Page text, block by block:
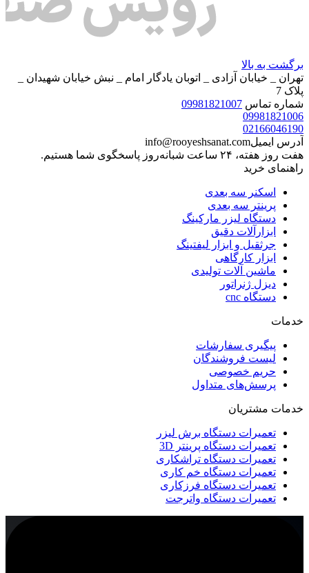
برگشت به بالا
تهران _ خیابان آزادی _ اتوبان یادگار امام _ نبش خیابان شهیدان _
پلاک 7
شماره تماس 09981821007
09981821006
02166046190
آدرس ایمیلinfo@rooyeshsanat.com
هفت روز هفته، ۲۴ ساعت شبانه‌روز پاسخگوی شما هستیم.
راهنمای خرید
اسکنر سه بعدی
پرینتر سه بعدی
دستگاه لیزر مارکینگ
ابزارآلات دقیق
جرثقیل و ابزار لیفتینگ
ابزار کارگاهی
ماشین آلات تولیدی
دیزل ژنراتور
دستگاه cnc
خدمات
پیگیری سفارشات
لیست فروشندگان
حریم خصوصی
پرسش‌های متداول
خدمات مشتریان
تعمیرات دستگاه برش لیزر
تعمیرات دستگاه پرینتر 3D
تعمیرات دستگاه تراشکاری
تعمیرات دستگاه خم کاری
تعمیرات دستگاه فرزکاری
تعمیرات دستگاه واترجت